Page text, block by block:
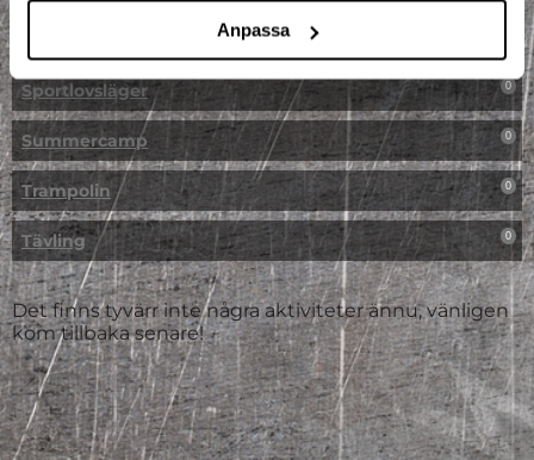
Anpassa
Sportlovsläger 0
Summercamp 0
Trampolin 0
Tävling 0
Det finns tyvärr inte några aktiviteter ännu, vänligen
kom tillbaka senare!